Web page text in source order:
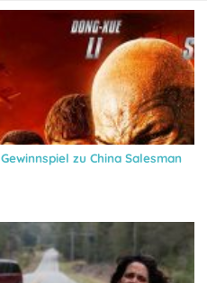
Gewinnspiel zu China Salesman